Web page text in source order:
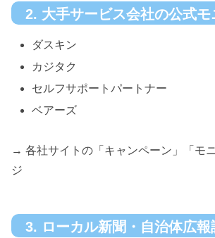
2. 大手サービス会社の公式モ
ダスキン
カジタク
セルフサポートパートナー
ベアーズ
→ 各社サイトの「キャンペーン」「モ
ジ
3. ローカル新聞・自治体広報